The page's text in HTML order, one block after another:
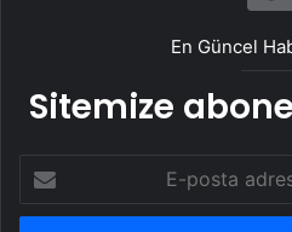
En Güncel
Sitemize
posta
adresinizi